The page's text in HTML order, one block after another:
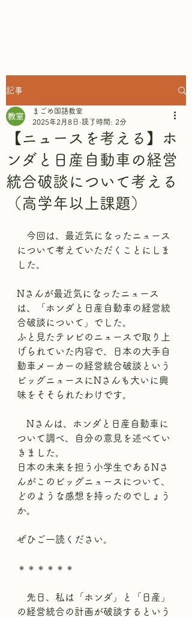
記事
【ニュースを考える】ホ
ンダと日産自動車の経営
統合破談について考える
（高学年以上課題）
まごめ国語教室
2025年2月8日 読了時間: 2分
今回は、最近気になったニュース
について考えていただくことにしま
した。
Nさんが最近気になったニュース
は、「ホンダと日産自動車の経営統
合破談について」でした。
ふと見たテレビのニュースで取り上
げられていた内容で、日本の大手自
動車メーカーの経営統合破談という
ビッグニュースにNさんも大いに興
味をそそられたわけです。
Nさんは、ホンダと日産自動車に
ついて調べ、自分の意見を述べてい
きました。
日本の未来を担う小学生であるNさ
んがこのビッグニュースについて、
どのような感想を持ったのでしょう
か。
ぜひご一読ください。
＊＊＊＊＊＊
先日、私は「ホンダ」と「日産」
の経営統合の計画が破談するという